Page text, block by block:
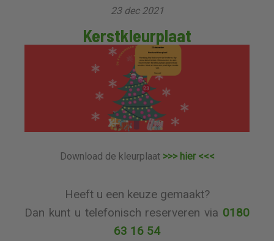
23 dec 2021
Kerstkleurplaat
Download de kleurplaat >>> hier <<<
Heeft u een keuze gemaakt?
Dan kunt u telefonisch reserveren via 0180
63 16 54